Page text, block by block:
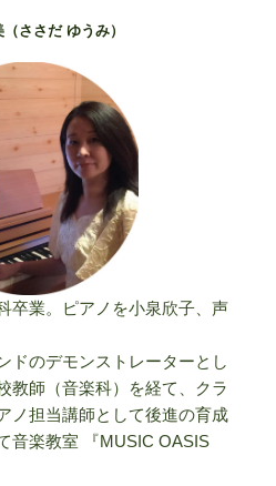
ささだ ゆうみ）
卒業。ピアノを小泉欣子、声
ドのデモンストレーターとし
教師（音楽科）を経て、クラ
ノ担当講師として後進の育成
音楽教室 『MUSIC OASIS